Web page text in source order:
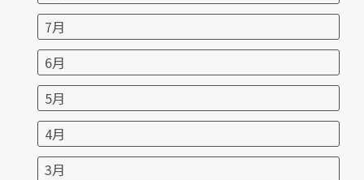
7月
6月
5月
4月
3月